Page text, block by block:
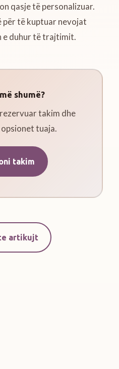
qasje të personalizuar.
për të kuptuar nevojat
e duhur të trajtimit.
shumë?
takim dhe
tuaja.
takim
artikujt